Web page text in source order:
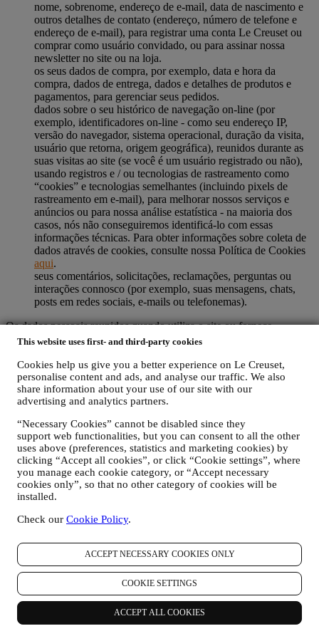
This website uses first- and third-party cookies
Cookies help us give you a better experience on Le Creuset,
personalise content and ads, and analyse our traffic. We also
share information about your use of our site with our
advertising and analytics partners.
“Necessary Cookies” cannot be disabled since they
support web functionalities, but you can consent to all the other
uses above (preferences, statistics and marketing cookies) by
clicking “Accept all cookies”, or click “Cookie settings”, where
you manage each cookie category, or “Accept necessary
cookies only”, so that no other category of cookies will be
installed.
Check our Cookie Policy.
ACCEPT NECESSARY COOKIES ONLY
COOKIE SETTINGS
ACCEPT ALL COOKIES
nome, sobrenome, endereço de e-mail, data de nascimento e
outros detalhes de contato (endereço, número de telefone e
endereço de e-mail), para registrar uma conta Le Creuset ou
comprar como usuário convidado, ou para assinar nossa
newsletter no site ou na loja.
os seus dados de compra, por exemplo, data e hora da
compra, dados de entrega, dados e detalhes de produtos e
pagamentos, para gerenciar seus pedidos.
dados sobre o seu histórico de navegação on-line (por
exemplo, identificadores on-line - como seu endereço IP,
versão do navegador, sistema operacional, duração da visita,
usuário que retorna, origem geográfica), reunidos durante as
suas visitas ao site (se você é um usuário registrado ou não),
usando registros e / ou tecnologias de rastreamento como
“cookies” e tecnologias semelhantes (incluindo pixels de
rastreamento em e-mail), para melhorar nossos serviços e
anúncios ou para nossa análise estatística - na maioria dos
casos, nós não conseguiremos identificá-lo com essas
informações técnicas. Para obter informações sobre coleta de
dados através de cookies, consulte nossa Política de Cookies
aqui.
seus comentários, solicitações, reclamações, perguntas ou
interações connosco (por exemplo, suas mensagens, chats,
posts em redes sociais, e-mails ou telefonemas).
Os dados pessoais reunidos quando utiliza o site ou fornece
informações de identificação pessoal são protegidos e tem direitos de
2. QUEM ESTÁ REUNINDO AS SUAS INFORMAÇÕES?
O controlador de dados dos serviços de comércio eletrônico
oferecidos pelo site é a Le Creuset Portugal, Unipessoal LDA, com
sede no Centro Empresarial Torres de Lisboa, Rua Tomás da
Fonseca, Torre A, 13º Piso, C - D, 1600-209 Lisboa.
Se concordar em receber nossas comunicações comerciais, você
passará a fazer parte do banco de dados de consumidores do grupo
Le Creuset, que é administrado, como corresponsáveis do
tratamento de dados, pela Le Creuset Portugal e pelo Le Creuset
Group AG, com sede em Neuhofstrasse 4 , Baar, Zugo, 6340 Suíça
(cujo representante designado na EU é a Le Creuset SL, NIF
Espanha), com base num acordo de corresponsabilidade pelo
(a) ao Le Creuset Group AG a responsabilidade pela estratégia geral
de marketing e experiência de cliente personalizada;
(b) às entidades Le Creuset locais o benefício e a implementação
dessa estratégia, assim como o desenvolvimento independente de
comunicações/iniciativas de marketing a nível local (dentro de um
país específico);
(c) ambos os corresponsáveis pelo tratamento de dados terão de dar